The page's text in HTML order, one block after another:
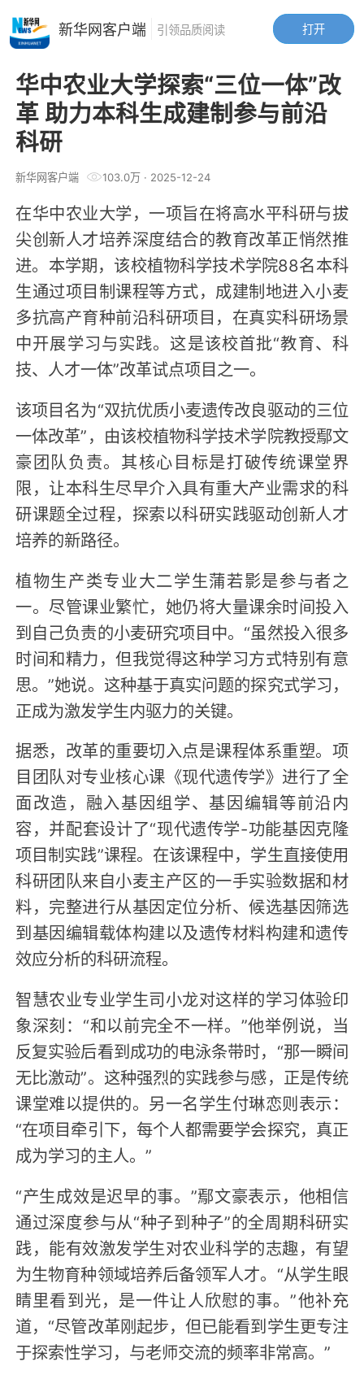
华中农业大学探索“三位一体”改
革 助力本科生成建制参与前沿
科研
新华网客户端 103.0万· 2025-12-24
在华中农业大学，一项旨在将高水平科研与拔
尖创新人才培养深度结合的教育改革正悄然推
进。本学期，该校植物科学技术学院88名本科
生通过项目制课程等方式，成建制地进入小麦
多抗高产育种前沿科研项目，在真实科研场景
中开展学习与实践。这是该校首批“教育、科
技、人才一体”改革试点项目之一。
该项目名为“双抗优质小麦遗传改良驱动的三位
一体改革”，由该校植物科学技术学院教授鄢文
豪团队负责。其核心目标是打破传统课堂界
限，让本科生尽早介入具有重大产业需求的科
研课题全过程，探索以科研实践驱动创新人才
培养的新路径。
植物生产类专业大二学生蒲若影是参与者之
一。尽管课业繁忙，她仍将大量课余时间投入
到自己负责的小麦研究项目中。“虽然投入很多
时间和精力，但我觉得这种学习方式特别有意
思。”她说。这种基于真实问题的探究式学习，
正成为激发学生内驱力的关键。
据悉，改革的重要切入点是课程体系重塑。项
目团队对专业核心课《现代遗传学》进行了全
面改造，融入基因组学、基因编辑等前沿内
容，并配套设计了“现代遗传学-功能基因克隆
项目制实践”课程。在该课程中，学生直接使用
科研团队来自小麦主产区的一手实验数据和材
料，完整进行从基因定位分析、候选基因筛选
到基因编辑载体构建以及遗传材料构建和遗传
效应分析的科研流程。
智慧农业专业学生司小龙对这样的学习体验印
象深刻：“和以前完全不一样。”他举例说，当
反复实验后看到成功的电泳条带时，“那一瞬间
无比激动”。这种强烈的实践参与感，正是传统
课堂难以提供的。另一名学生付琳恋则表示：
“在项目牵引下，每个人都需要学会探究，真正
成为学习的主人。”
“产生成效是迟早的事。”鄢文豪表示，他相信
通过深度参与从“种子到种子”的全周期科研实
践，能有效激发学生对农业科学的志趣，有望
为生物育种领域培养后备领军人才。“从学生眼
睛里看到光，是一件让人欣慰的事。”他补充
道，“尽管改革刚起步，但已能看到学生更专注
于探索性学习，与老师交流的频率非常高。”
打开
新华网客户端 引领品质阅读